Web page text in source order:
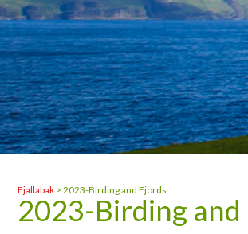
Fjallabak >2023-Birding and Fjords
2023-Birding and